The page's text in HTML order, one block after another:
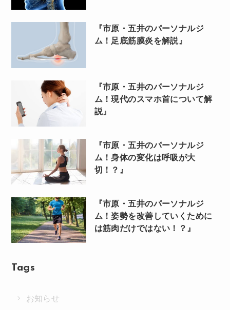
『市原・五井のパーソナルジ
ム！足底筋膜炎を解説』
『市原・五井のパーソナルジ
ム！現代のスマホ首について解
説』
『市原・五井のパーソナルジ
ム！身体の変化は呼吸が大
切！？』
『市原・五井のパーソナルジ
ム！姿勢を改善していくために
は筋肉だけではない！？』
Tags
お知らせ